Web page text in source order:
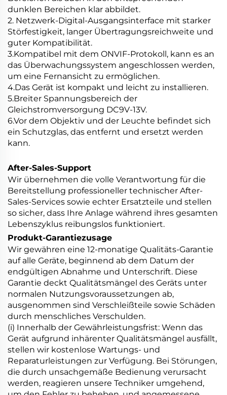
dunklen Bereichen klar abbildet.
2. Netzwerk-Digital-Ausgangsinterface mit starker
Störfestigkeit, langer Übertragungsreichweite und
guter Kompatibilität.
3.Kompatibel mit dem ONVIF-Protokoll, kann es an
das Überwachungssystem angeschlossen werden,
um eine Fernansicht zu ermöglichen.
4.Das Gerät ist kompakt und leicht zu installieren.
5.Breiter Spannungsbereich der
Gleichstromversorgung DC9V-13V.
6.Vor dem Objektiv und der Leuchte befindet sich
ein Schutzglas, das entfernt und ersetzt werden
kann.
After-Sales-Support
Wir übernehmen die volle Verantwortung für die
Bereitstellung professioneller technischer After-
Sales-Services sowie echter Ersatzteile und stellen
so sicher, dass Ihre Anlage während ihres gesamten
Lebenszyklus reibungslos funktioniert.
Produkt-Garantiezusage
Wir gewähren eine 12-monatige Qualitäts-Garantie
auf alle Geräte, beginnend ab dem Datum der
endgültigen Abnahme und Unterschrift. Diese
Garantie deckt Qualitätsmängel des Geräts unter
normalen Nutzungsvoraussetzungen ab,
ausgenommen sind Verschleißteile sowie Schäden
durch menschliches Verschulden.
(i) Innerhalb der Gewährleistungsfrist: Wenn das
Gerät aufgrund inhärenter Qualitätsmängel ausfällt,
stellen wir kostenlose Wartungs- und
Reparaturleistungen zur Verfügung. Bei Störungen,
die durch unsachgemäße Bedienung verursacht
werden, reagieren unsere Techniker umgehend,